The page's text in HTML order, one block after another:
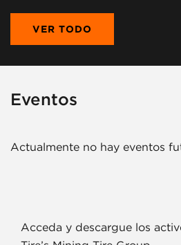
VER TODO
Eventos
Actualmente no hay eventos
Acceda y descargue los